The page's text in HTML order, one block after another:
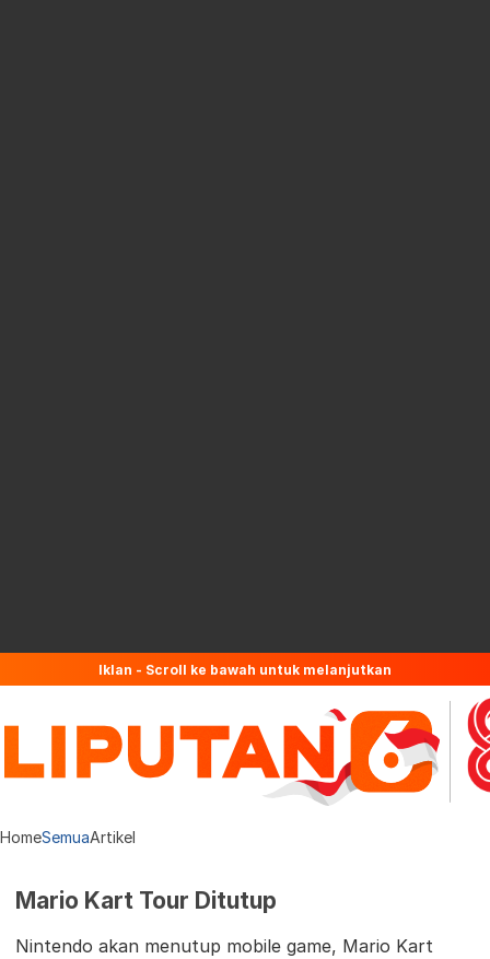
Iklan - Scroll ke bawah untuk melanjutkan
HomeSemuaArtikel
Mario Kart Tour Ditutup
Nintendo akan menutup mobile game, Mario Kart